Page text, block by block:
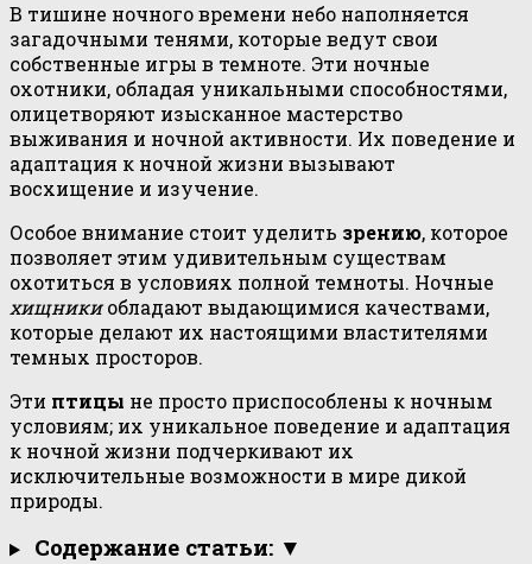
В тишине ночного времени небо наполняется
загадочными тенями, которые ведут свои
собственные игры в темноте. Эти ночные
охотники, обладая уникальными способностями,
олицетворяют изысканное мастерство
выживания и ночной активности. Их поведение и
адаптация к ночной жизни вызывают
восхищение и изучение.
Особое внимание стоит уделить зрению, которое
позволяет этим удивительным существам
охотиться в условиях полной темноты. Ночные
хищникиобладают выдающимися качествами,
которые делают их настоящими властителями
темных просторов.
Эти птицы не просто приспособлены к ночным
условиям; их уникальное поведение и адаптация
к ночной жизни подчеркивают их
исключительные возможности в мире дикой
природы.
Содержание статьи: ▼